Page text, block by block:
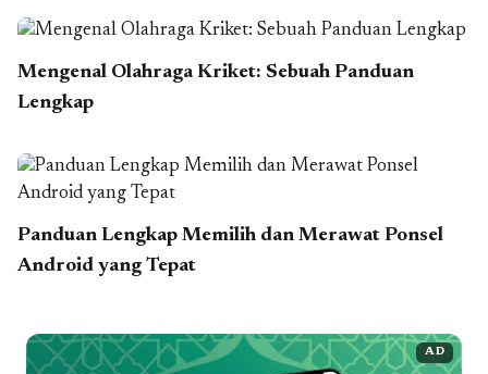
Mengenal Olahraga Kriket: Sebuah Panduan
Lengkap
Panduan Lengkap Memilih dan Merawat Ponsel
Android yang Tepat
AD